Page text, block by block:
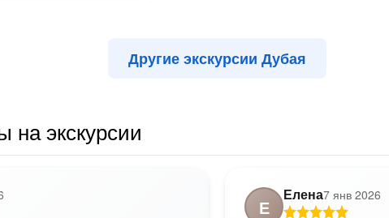
Другие экскурсии Дубая
на экскурсии
Е
Елена7 янв 2026